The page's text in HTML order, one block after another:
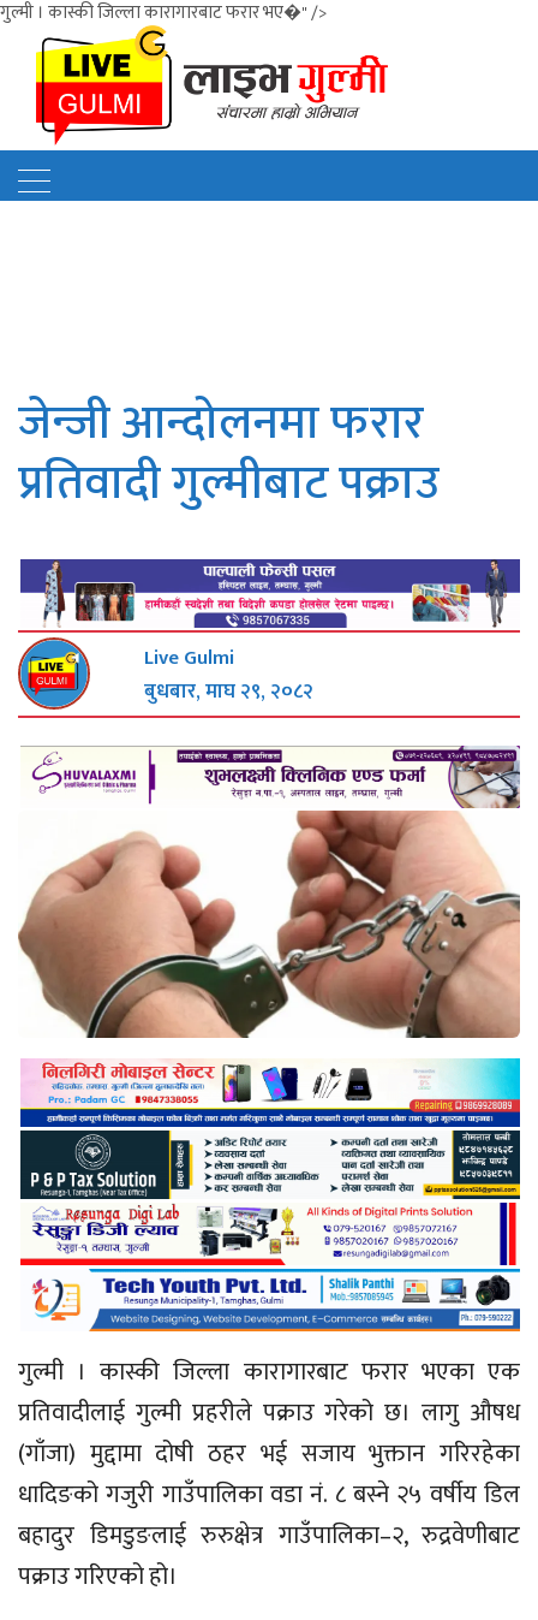
गुल्मी । कास्की जिल्ला कारागारबाट फरार भए�" />
जेन्जी आन्दोलनमा फरार
प्रतिवादी गुल्मीबाट पक्राउ
Live Gulmi
बुधबार, माघ २९, २०८२
गुल्मी । कास्की जिल्ला कारागारबाट फरार भएका एक
प्रतिवादीलाई गुल्मी प्रहरीले पक्राउ गरेको छ। लागु औषध
(गाँजा) मुद्दामा दोषी ठहर भई सजाय भुक्तान गरिरहेका
धादिङको गजुरी गाउँपालिका वडा नं. ८ बस्ने २५ वर्षीय डिल
बहादुर डिमडुङलाई रुरुक्षेत्र गाउँपालिका–२, रुद्रवेणीबाट
पक्राउ गरिएको हो।